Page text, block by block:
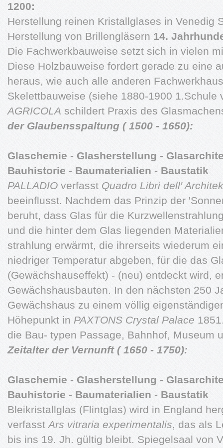
1200:
Herstellung reinen Kristallglases in Venedig
Herstellung von Brillengläsern 14.
Die Fachwerkbauweise setzt sich in vielen
Diese Holzbauweise fordert gerade zu eine
heraus, wie auch alle anderen
Skelettbauweise (siehe 1880-1900 1.Schule
AGRICOLA schildert Praxis des
der Glaubensspaltung ( 1500 - 1650):
Glaschemie - Glasherstellung -
Bauhistorie - Baumaterialien - Baustatik
PALLADIO verfasst Quadro Libri dell'
beeinflusst. Nachdem das Prinzip der
beruht, dass Glas für die
und die hinter dem Glas liegenden
strahlung erwärmt, die ihrerseits wiederum
niedriger Temperatur abgeben, für die das
(Gewächshauseffekt) - (neu) entdeckt wird,
Gewächshausbauten. In den nächsten 250
Gewächshaus zu einem völlig
Höhepunkt in PAXTONS Crystal Palace
die Bau- typen Passage, Bahnhof, Museum
Zeitalter der Vernunft ( 1650 - 1750):
Glaschemie - Glasherstellung -
Bauhistorie - Baumaterialien - Baustatik
Bleikristallglas (Flintglas) wird in England
verfasst Ars vitraria experimentalis, das als
bis ins 19. Jh. gültig bleibt. Spiegelsaal von